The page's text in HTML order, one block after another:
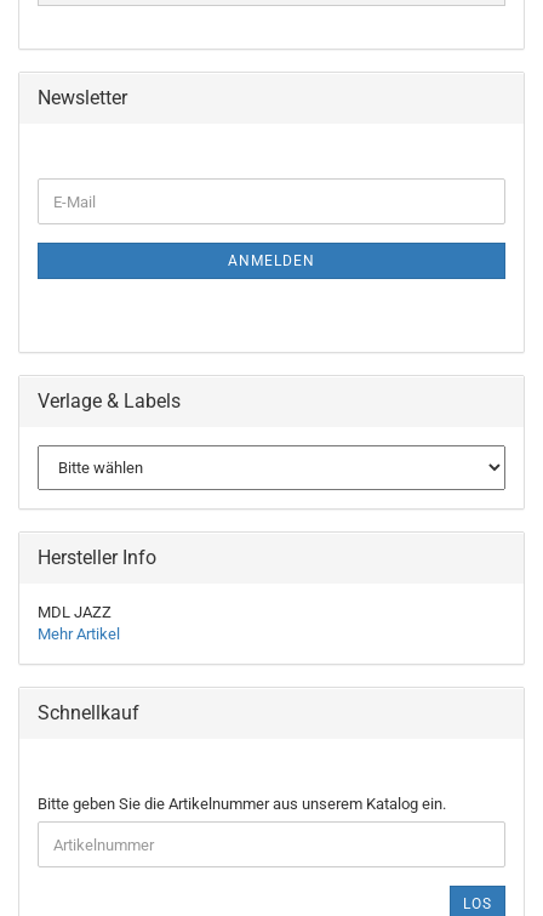
Newsletter
ZUR
E-
Mail
ANMELDEN
Verlage & Labels
Hersteller Info
MDL JAZZ
Mehr Artikel
Schnellkauf
BITTE
GEBEN
SIE
DIE
Bitte geben Sie die Artikelnummer aus unserem Katalog ein.
LOS